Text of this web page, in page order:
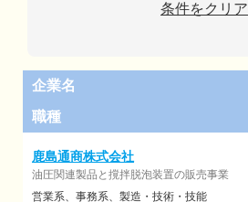
条件をクリア
企業名
職種
鹿島通商株式会社
油圧関連製品と撹拌脱泡装置の販売事業
営業系
事務系 製造・技術・技能